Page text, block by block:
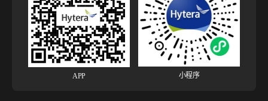
APP 小程序